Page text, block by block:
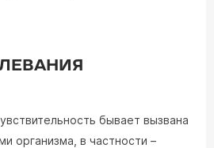
бывает вызвана
организма, в частности –